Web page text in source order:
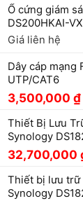
Ổ cứng giám
DS200HKAI-
Giá liên hệ
Dây cáp mạng
UTP/CAT6
3,500,000 ₫
Thiết Bị Lưu
Synology
32,700,000
Thiết bị lưu trữ
Synology